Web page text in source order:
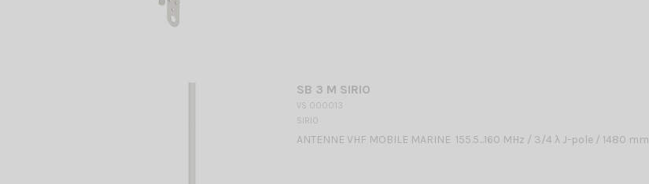
SB 3 M SIRIO
VS 000013
SIRIO
ANTENNE VHF MOBILE MARINE 155.5...160 MHz / 3/4 λ J-pole / 1480 mm